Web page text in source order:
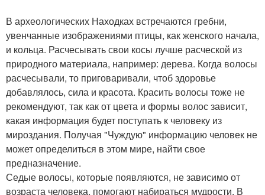
В археологических Находках встречаются гребни,
увенчанные изображениями птицы, как женского начала,
и кольца. Расчесывать свои косы лучше расческой из
природного материала, например: дерева. Когда волосы
расчесывали, то приговаривали, чтоб здоровье
добавлялось, сила и красота. Красить волосы тоже не
рекомендуют, так как от цвета и формы волос зависит,
какая информация будет поступать к человеку из
мироздания. Получая "Чуждую" информацию человек не
может определиться в этом мире, найти свое
предназначение.
Седые волосы, которые появляются, не зависимо от
возраста человека, помогают набираться мудрости. В